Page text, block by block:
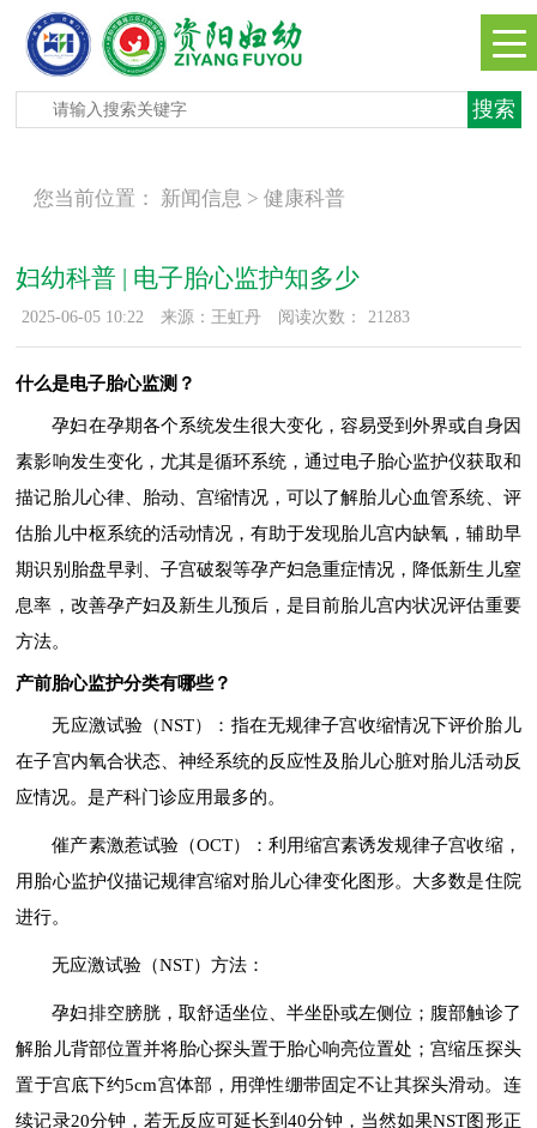
您当前位置： 新闻信息 >健康科普
妇幼科普 | 电子胎心监护知多少
2025-06-05 10:22 来源：王虹丹 阅读次数： 21283
什么是电子胎心监测？
孕妇在孕期各个系统发生很大变化，容易受到外界或自身因
素影响发生变化，尤其是循环系统，通过电子胎心监护仪获取和
描记胎儿心律、胎动、宫缩情况，可以了解胎儿心血管系统、评
估胎儿中枢系统的活动情况，有助于发现胎儿宫内缺氧，辅助早
期识别胎盘早剥、子宫破裂等孕产妇急重症情况，降低新生儿窒
息率，改善孕产妇及新生儿预后，是目前胎儿宫内状况评估重要
方法。
产前胎心监护分类有哪些？
无应激试验（NST）：指在无规律子宫收缩情况下评价胎儿
在子宫内氧合状态、神经系统的反应性及胎儿心脏对胎儿活动反
应情况。是产科门诊应用最多的。
催产素激惹试验（OCT）：利用缩宫素诱发规律子宫收缩，
用胎心监护仪描记规律宫缩对胎儿心律变化图形。大多数是住院
进行。
无应激试验（NST）方法：
孕妇排空膀胱，取舒适坐位、半坐卧或左侧位；腹部触诊了
解胎儿背部位置并将胎心探头置于胎心响亮位置处；宫缩压探头
置于宫底下约5cm宫体部，用弹性绷带固定不让其探头滑动。连
续记录20分钟，若无反应可延长到40分钟，当然如果NST图形正